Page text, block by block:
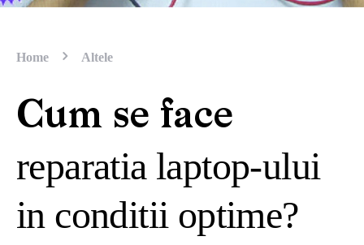
Home Altele
Cum se face
reparatia laptop-ului
in conditii optime?